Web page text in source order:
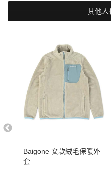
其他人
Baigone 女款絨毛保暖外
套